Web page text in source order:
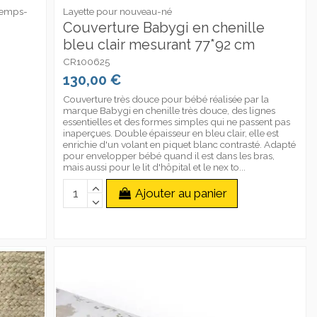
Layette pour nouveau-né
Couverture Babygi en chenille
bleu clair mesurant 77*92 cm
CR100625
130,00 €
Couverture très douce pour bébé réalisée par la
marque Babygi en chenille très douce, des lignes
essentielles et des formes simples qui ne passent pas
inaperçues. Double épaisseur en bleu clair, elle est
enrichie d'un volant en piquet blanc contrasté. Adapté
pour envelopper bébé quand il est dans les bras,
mais aussi pour le lit d'hôpital et le nex to...
Ajouter au panier